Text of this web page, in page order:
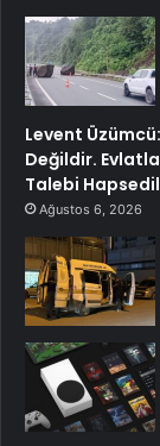
Levent
Değildir.
Talebi
Ağustos 6, 2026